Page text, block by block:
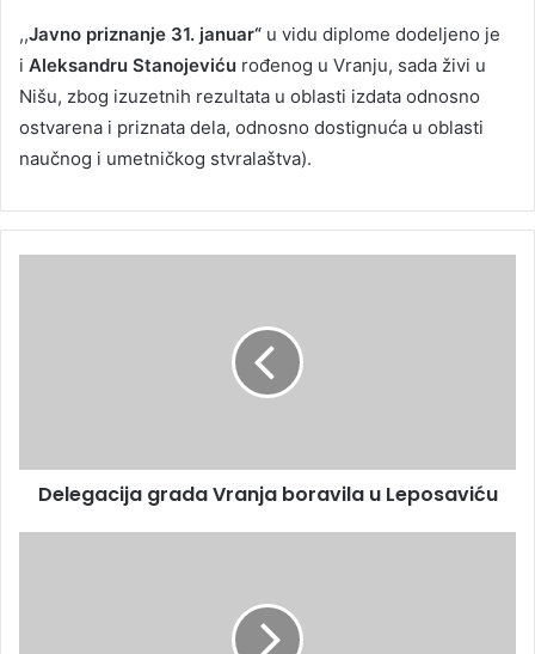
,,Javno priznanje 31. januar“ u vidu diplome dodeljeno je
i Aleksandru Stanojeviću rođenog u Vranju, sada živi u
Nišu, zbog izuzetnih rezultata u oblasti izdata odnosno
ostvarena i priznata dela, odnosno dostignuća u oblasti
naučnog i umetničkog stvralaštva).
Delegacija grada Vranja boravila u Leposaviću